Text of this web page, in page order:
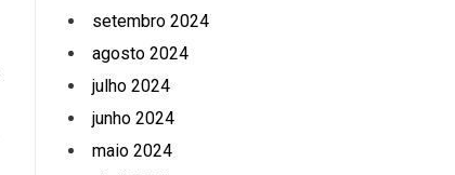
setembro 2024
agosto 2024
julho 2024
junho 2024
maio 2024